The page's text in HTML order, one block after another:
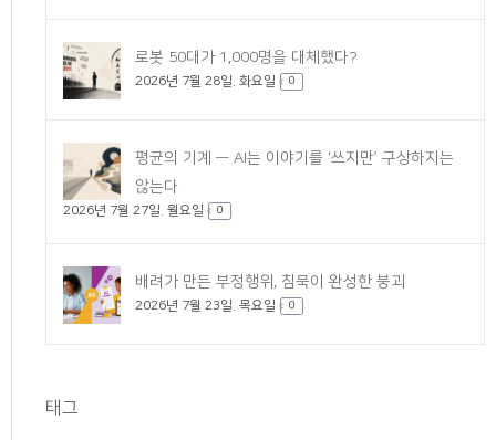
로봇 50대가 1,000명을 대체했다?
2026년 7월 28일. 화요일 0
평균의 기계 — AI는 이야기를 ‘쓰지만’ 구상하지는
않는다
2026년 7월 27일. 월요일 0
배려가 만든 부정행위, 침묵이 완성한 붕괴
2026년 7월 23일. 목요일 0
태그